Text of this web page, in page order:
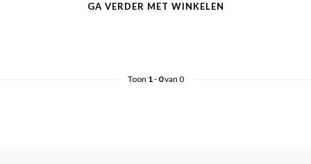
GA VERDER MET WINKELEN
Toon 1- 0van 0